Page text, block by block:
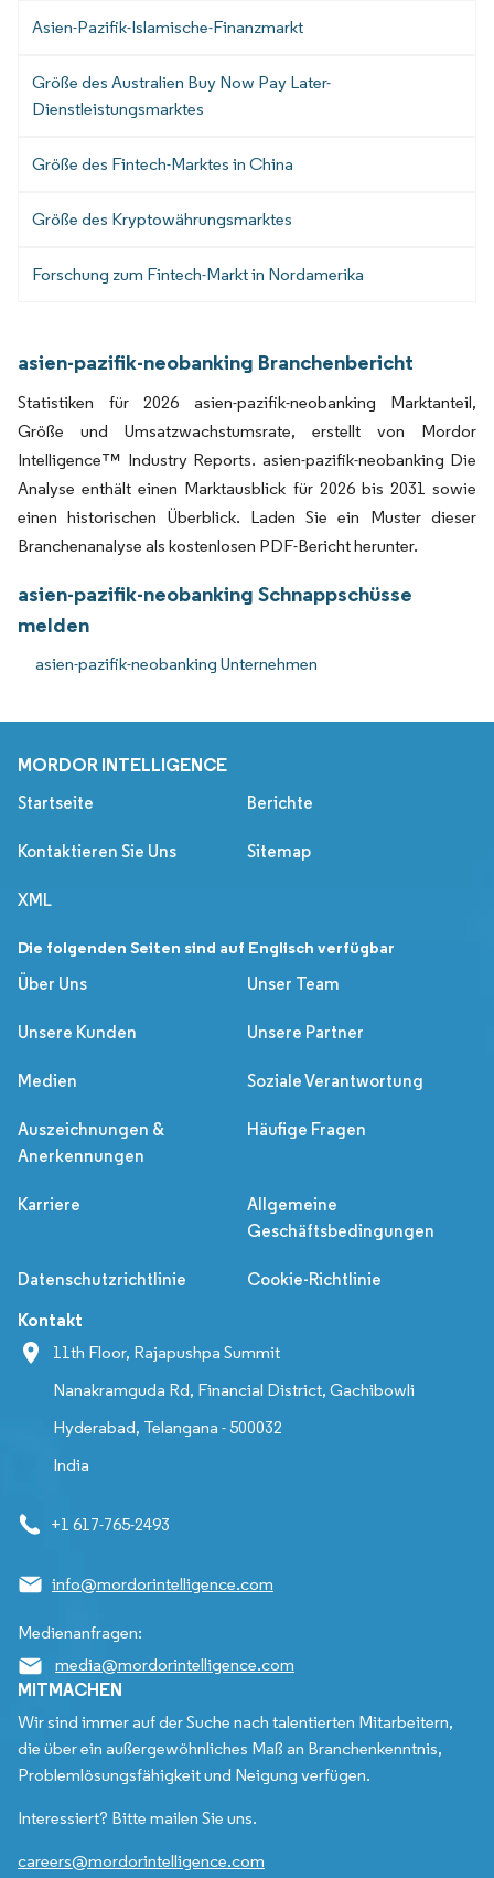
Asien-Pazifik-Islamische-Finanzmarkt
Größe des Australien Buy Now Pay Later-
Dienstleistungsmarktes
Größe des Fintech-Marktes in China
Größe des Kryptowährungsmarktes
Forschung zum Fintech-Markt in Nordamerika
asien-pazifik-neobanking Branchenbericht
Statistiken für 2026 asien-pazifik-neobanking Marktanteil,
Größe und Umsatzwachstumsrate, erstellt von Mordor
Intelligence™ Industry Reports. asien-pazifik-neobanking Die
Analyse enthält einen Marktausblick für 2026 bis 2031 sowie
einen historischen Überblick. Laden Sie ein Muster dieser
Branchenanalyse als kostenlosen PDF-Bericht herunter.
asien-pazifik-neobanking Schnappschüsse
melden
asien-pazifik-neobanking Unternehmen
MORDOR INTELLIGENCE
Startseite Berichte
Kontaktieren Sie Uns Sitemap
XML
Die folgenden Seiten sind auf Englisch verfügbar
Über Uns
Unser Team
Unsere Kunden Unsere Partner
Medien Soziale Verantwortung
Auszeichnungen &
Anerkennungen
Häufige Fragen
Karriere
Allgemeine
Geschäftsbedingungen
Datenschutzrichtlinie Cookie-Richtlinie
Kontakt
11th Floor, Rajapushpa Summit
Nanakramguda Rd, Financial District, Gachibowli
Hyderabad, Telangana - 500032
India
+1 617-765-2493
info@mordorintelligence.com
Medienanfragen:
media@mordorintelligence.com
MITMACHEN
Wir sind immer auf der Suche nach talentierten Mitarbeitern,
die über ein außergewöhnliches Maß an Branchenkenntnis,
Problemlösungsfähigkeit und Neigung verfügen.
Interessiert? Bitte mailen Sie uns.
careers@mordorintelligence.com